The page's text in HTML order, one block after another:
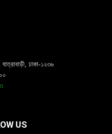
ঢাকা-১২৩৬
US